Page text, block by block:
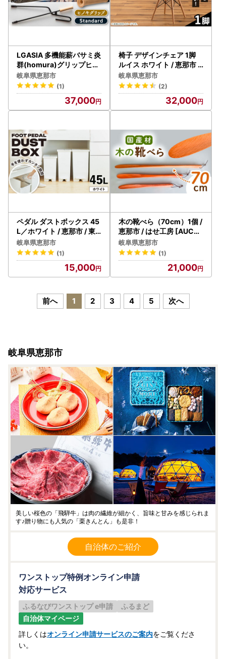
LGASIA 多機能薪バサミ炎
群(homura)グリップヒノ
キ スタンダードサイズ(専
用袋つき)【スピード配送
】/ 恵那市 / ＭＡＣ [AUD
岐阜県恵那市
(1)
37,000
椅子 デザインチェア 1脚
ルイス ホワイト / 恵那市 /
東谷 [AUAD048] 椅子
岐阜県恵那市
(2)
32,000
ペダル ダストボックス 45
L／ホワイト / 恵那市 / 東
谷 [AUAD092] ダストボ
ックス
岐阜県恵那市
(1)
15,000
木の靴べら（70cm）1個 /
恵那市 / はせ工房 [AUCH
017] 靴べら
岐阜県恵那市
(1)
21,000
前へ 1 2 3 4 5 次へ
岐阜県恵那市
美しい桜色の「飛騨牛」は肉の繊維が細かく、旨味と甘みを感じられま
す♪贈り物にも人気の「栗きんとん」も是非！
自治体のご紹介
ワンストップ特例オンライン申請
対応サービス
ふるなびワンストップ e申請
ふるまど
自治体マイページ
詳しくはオンライン申請サービスのご案内をご覧くださ
い。